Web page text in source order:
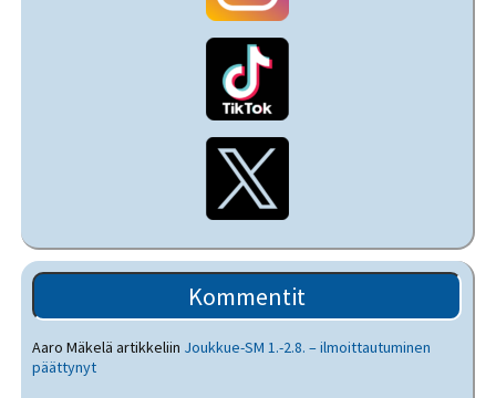
Kommentit
Aaro Mäkelä artikkeliin Joukkue-SM 1.-2.8. – ilmoittautuminen
päättynyt